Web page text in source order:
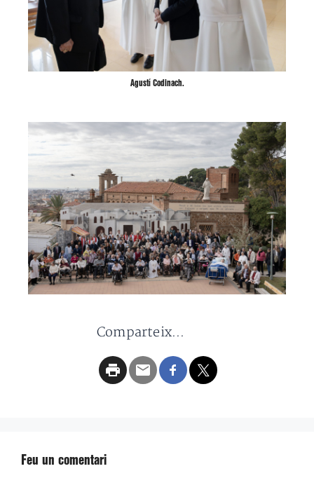
Agustí Codinach.
Comparteix...
Feu un comentari